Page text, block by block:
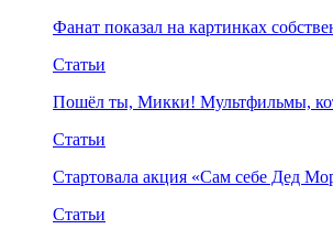
Фанат показал на картинках
Статьи
Пошёл ты, Микки! Мультфильмы,
Статьи
Стартовала акция «Сам себе Дед
Статьи